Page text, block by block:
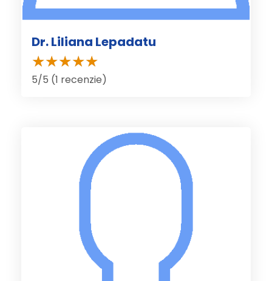
Dr. Liliana Lepadatu
5/5 (1 recenzie)